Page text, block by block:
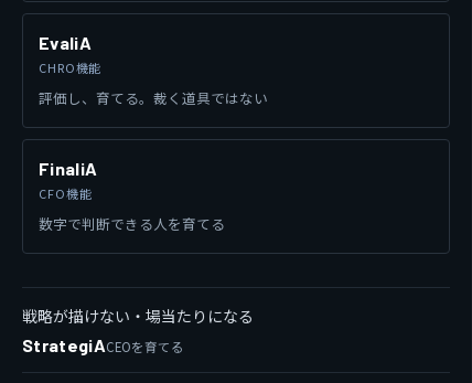
EvaliA
CHRO機能
評価し、育てる。裁く道具ではない
FinaliA
CFO機能
数字で判断できる人を育てる
戦略が描けない・場当たりになる
StrategiACEOを育てる